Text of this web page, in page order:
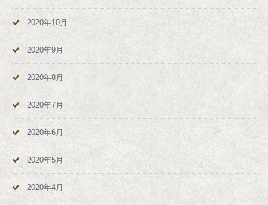
2020年10月
2020年9月
2020年8月
2020年7月
2020年6月
2020年5月
2020年4月